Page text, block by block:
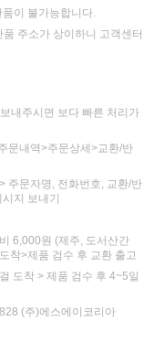
품이 불가능합니다.
주소가 상이하니 고객센터
내주시면 보다 빠른 처리가
문내역>주문상세>교환/반
주문자명, 전화번호, 교환/반
지 보내기
6,000원 (제주, 도서산간
착>제품 검수 후 교환 출고
도착 > 제품 검수 후 4~5일
(주)에스에이코리아